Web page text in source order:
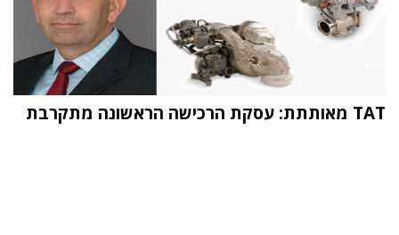
TAT מאותתת: עסקת הרכישה הראשונה מתקרבת